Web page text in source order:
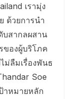
เรามุ่ง
ด้วยการนำ
บสากลผสาน
ของผู้บริโภค
ม่ลืมเรื่องพันธ
Soe
าหมายหลัก